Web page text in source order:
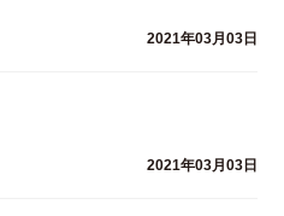
2021年03月03日
2021年03月03日